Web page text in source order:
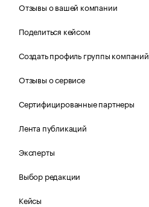
Отзывы о вашей компании
Поделиться кейсом
Создать профиль группы компаний
Отзывы о сервисе
Сертифицированные партнеры
Лента публикаций
Эксперты
Выбор редакции
Кейсы